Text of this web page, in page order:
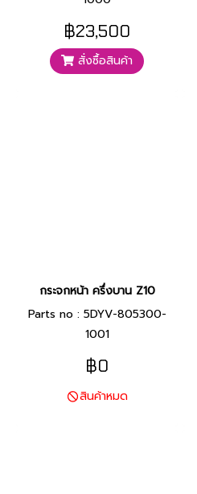
฿23,500
สั่งซื้อสินค้า
กระจกหน้า ครึ่งบาน Z10
Parts no : 5DYV-805300-
1001
฿0
สินค้าหมด